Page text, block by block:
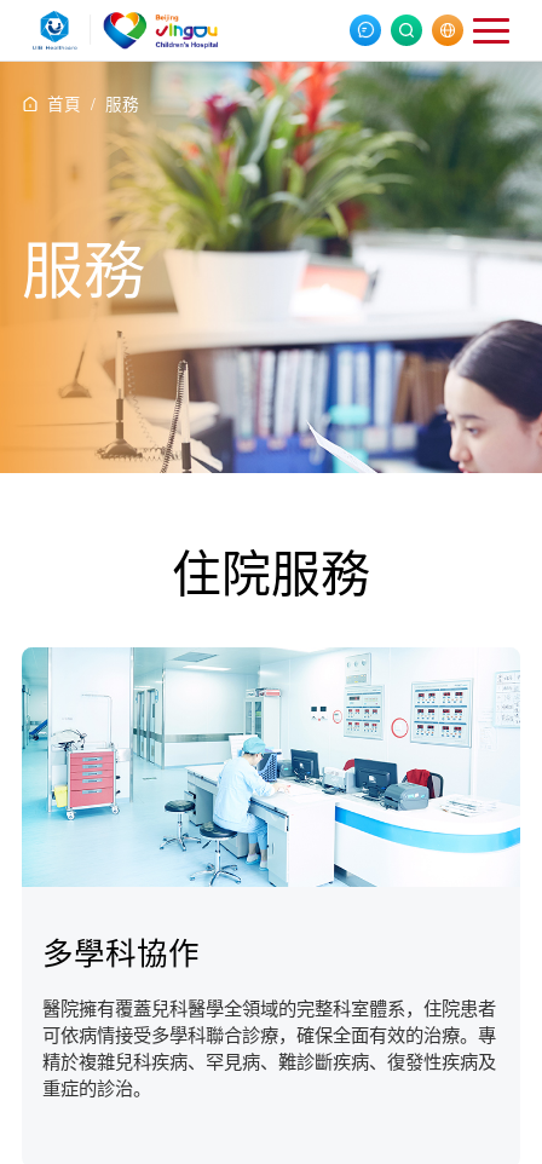
首頁 / 服務
服務
住院服務
多學科協作
醫院擁有覆蓋兒科醫學全領域的完整科室體系，住院患者
可依病情接受多學科聯合診療，確保全面有效的治療。專
精於複雜兒科疾病、罕見病、難診斷疾病、復發性疾病及
重症的診治。